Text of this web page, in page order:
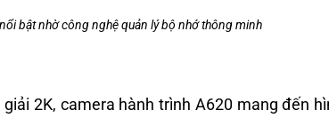
bật nhờ công nghệ quản lý bộ nhớ thông minh
2K, camera hành trình A620 mang đến